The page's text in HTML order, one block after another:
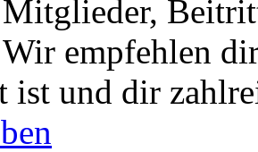
Mitglieder,
empfehlen
ist und dir